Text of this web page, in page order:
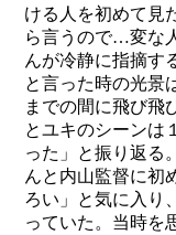
ける人を初めて見
ら言うので…変な
んが冷静に指摘す
と言った時の光景
までの間に飛び飛
とユキのシーンは
った」と振り返る
んと内山監督に初
ろい」と気に入り
っていた。当時を